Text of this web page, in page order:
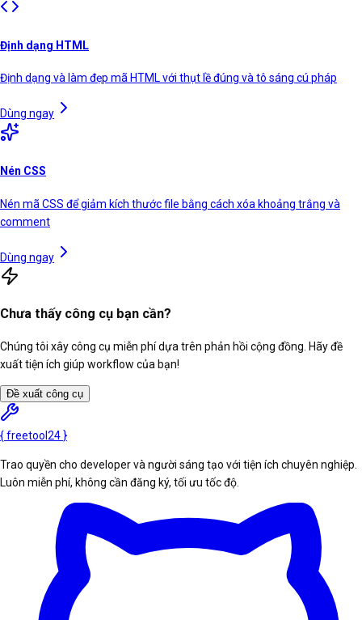
Định dạng HTML
Định dạng và làm đẹp mã HTML với thụt lề đúng và tô sáng cú pháp
Dùng ngay
Nén CSS
Nén mã CSS để giảm kích thước file bằng cách xóa khoảng trắng và
comment
Dùng ngay
Chưa thấy công cụ bạn cần?
Chúng tôi xây công cụ miễn phí dựa trên phản hồi cộng đồng. Hãy đề
xuất tiện ích giúp workflow của bạn!
Đề xuất công cụ
{freetool 24 }
Trao quyền cho developer và người sáng tạo với tiện ích chuyên nghiệp.
Luôn miễn phí, không cần đăng ký, tối ưu tốc độ.